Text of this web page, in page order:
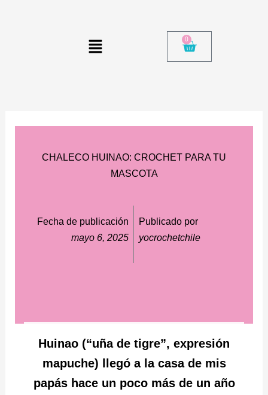
Menú 0
Cart
CHALECO HUINAO: CROCHET PARA TU
MASCOTA
Fecha de publicación
mayo 6, 2025
Publicado por
yocrochetchile
Huinao (“uña de tigre”, expresión
mapuche) llegó a la casa de mis
papás hace un poco más de un año